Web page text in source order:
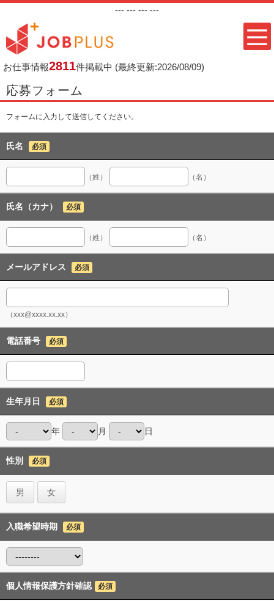
--- --- --- ---
お仕事情報2811件掲載中 (最終更新:2026/08/09)
応募フォーム
フォームに入力して送信してください。
氏名 必須
（姓） （名）
氏名（カナ） 必須
（姓） （名）
メールアドレス 必須
（xxx@xxxx.xx.xx）
電話番号 必須
生年月日 必須
年 月 日
性別 必須
男 女
入職希望時期 必須
個人情報保護方針確認 必須